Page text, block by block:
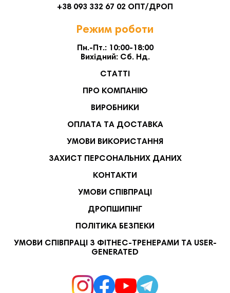
+38 093 332 67 02 ОПТ/ДРОП
Режим роботи
Пн.-Пт.: 10:00-18:00
Вихідний: Сб. Нд.
СТАТТІ
ПРО КОМПАНІЮ
ВИРОБНИКИ
ОПЛАТА ТА ДОСТАВКА
УМОВИ ВИКОРИСТАННЯ
ЗАХИСТ ПЕРСОНАЛЬНИХ ДАНИХ
КОНТАКТИ
УМОВИ СПІВПРАЦІ
ДРОПШИПІНГ
ПОЛІТИКА БЕЗПЕКИ
УМОВИ СПІВПРАЦІ З ФІТНЕС-ТРЕНЕРАМИ ТА USER-
GENERATED